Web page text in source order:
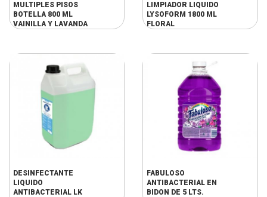
MULTIPLES PISOS
BOTELLA 800 ML
VAINILLA Y LAVANDA
LIMPIADOR LIQUIDO
LYSOFORM 1800 ML
FLORAL
DESINFECTANTE
LIQUIDO
ANTIBACTERIAL LK
FABULOSO
ANTIBACTERIAL EN
BIDON DE 5 LTS.